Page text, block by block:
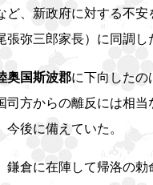
ど、新政府に対する不安
張弥三郎家長）に同調し
奥国斯波郡に下向したの
司方からの離反には相
今後に備えていた。
倉に在陣して帰洛の勅